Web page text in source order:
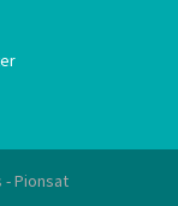
- Pionsat